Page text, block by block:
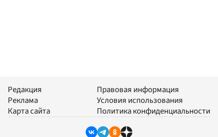
Редакция
Реклама
Карта сайта
Правовая информация
Условия использования
Политика конфиденциальности